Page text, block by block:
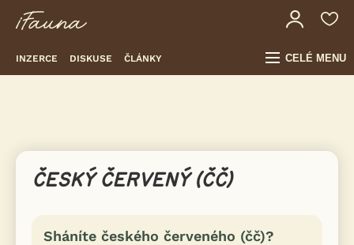
INZERCE DISKUSE ČLÁNKY CELÉ MENU
ČESKÝ ČERVENÝ (ČČ)
Sháníte českého červeného (čč)?